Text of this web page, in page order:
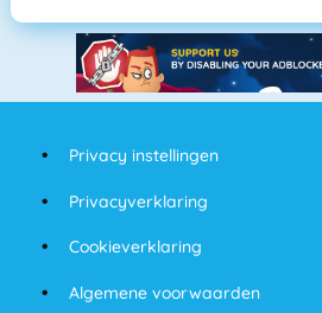
Privacy instellingen
Privacyverklaring
Cookieverklaring
Algemene voorwaarden